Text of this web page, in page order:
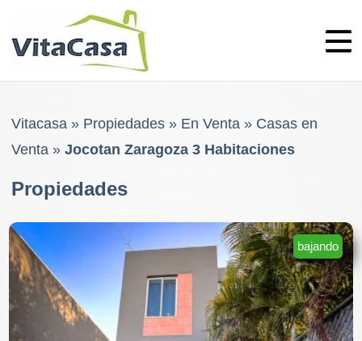
Vitacasa» Propiedades» En Venta» Casas en
Venta» Jocotan Zaragoza 3 Habitaciones
Propiedades
bajando